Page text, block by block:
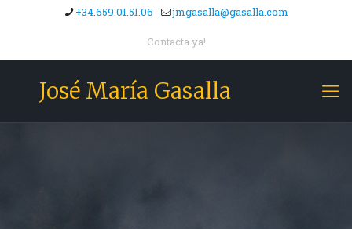
+34.659.01.51.06 jmgasalla@gasalla.com
Contacta ya!
José María Gasalla